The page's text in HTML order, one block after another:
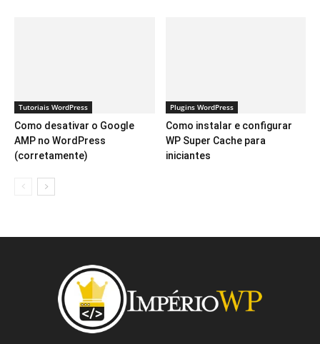
Tutoriais WordPress
Como desativar o Google
AMP no WordPress
(corretamente)
Plugins WordPress
Como instalar e configurar
WP Super Cache para
iniciantes